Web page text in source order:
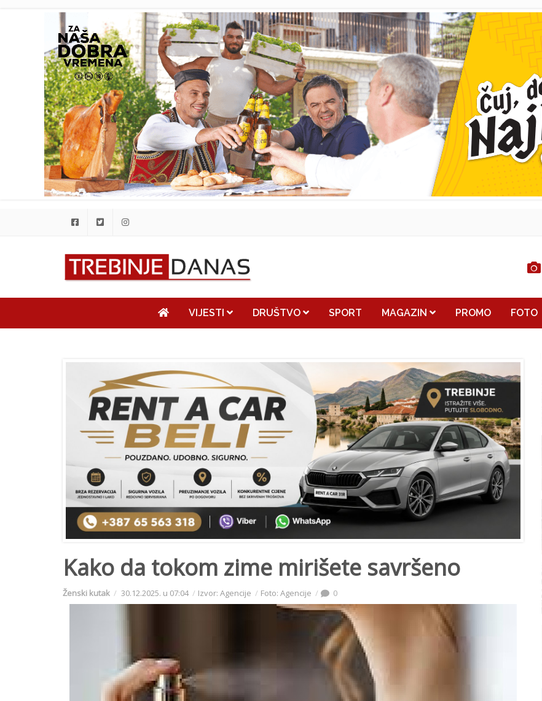
VIJESTI DRUŠTVO SPORT MAGAZIN PROMO FOTO
Kako da tokom zime mirišete savršeno
Ženski kutak 30.12.2025. u 07:04 Izvor: Agencije Foto: Agencije 0